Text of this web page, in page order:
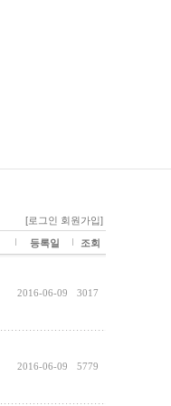
[로그인 회원가입]
등록일 조회
2016-06-09 3017
2016-06-09 5779